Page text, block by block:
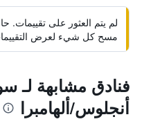
لم يتم العثور على تقييمات.
مسح كل شيء لعرض
أنجلوس/ألهامبرا